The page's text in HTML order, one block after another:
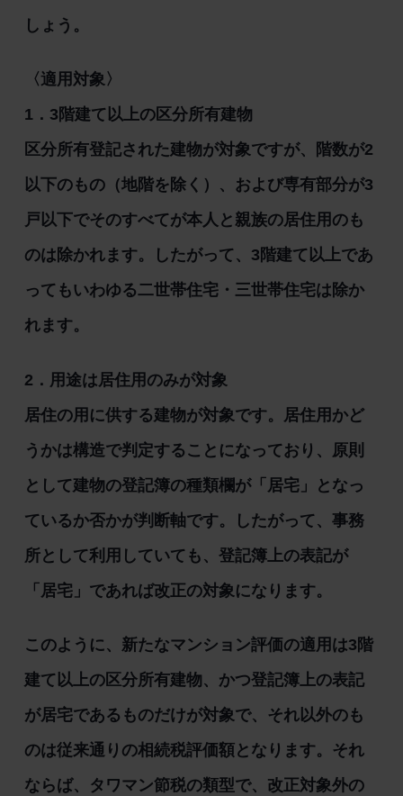
しょう。
〈適用対象〉
1．3階建て以上の区分所有建物
区分所有登記された建物が対象ですが、階数が2
以下のもの（地階を除く）、および専有部分が3
戸以下でそのすべてが本人と親族の居住用のも
のは除かれます。したがって、3階建て以上であ
ってもいわゆる二世帯住宅・三世帯住宅は除か
れます。
2．用途は居住用のみが対象
居住の用に供する建物が対象です。居住用かど
うかは構造で判定することになっており、原則
として建物の登記簿の種類欄が「居宅」となっ
ているか否かが判断軸です。したがって、事務
所として利用していても、登記簿上の表記が
「居宅」であれば改正の対象になります。
このように、新たなマンション評価の適用は3階
建て以上の区分所有建物、かつ登記簿上の表記
が居宅であるものだけが対象で、それ以外のも
のは従来通りの相続税評価額となります。それ
ならば、タワマン節税の類型で、改正対象外の